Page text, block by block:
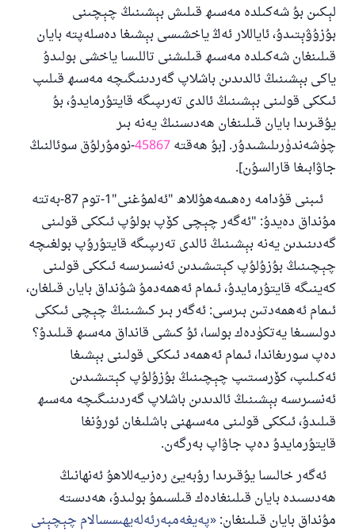
لېكىن بۇ شەكىلدە مەسىھ قىلىش بېشىنىڭ چېچىنى
بۇزۇۋېتىدۇ، ئاياللار ئەڭ ياخشىسى بېشىغا دەسلەپتە بايان
قىلىنغان شەكىلدە مەسىھ قىلىشنى تاللىسا ياخشى بولىدۇ
ياكى بېشىنىڭ ئالدىدىن باشلاپ گەردىنىگىچە مەسىھ قىلىپ
ئىككى قولىنى بېشىنىڭ ئالدى تەرىپىگە قايتۇرمايدۇ، بۇ
يۇقىرىدا بايان قىلىنغان ھەدىسنىڭ يەنە بىر
چۈشەندۈرىلىشىدۇر. [بۇ ھەقتە45867-نومۇرلۇق سوئالنىڭ
جاۋابىغا قارالسۇن].
ئىبنى قۇدامە رەھىمەھۇللاھ "ئەلمۇغنى"1-توم 87-بەتتە
مۇنداق دەيدۇ: "ئەگەر چېچى كۆپ بولۇپ ئىككى قولىنى
گەدىنىدىن يەنە بېشىنىڭ ئالدى تەرىپىگە قايتۇرۇپ بولغىچە
چېچىنىڭ بۇزۇلۇپ كېتىشىدىن ئەنسىرىسە ئىككى قولىنى
كەينىگە قايتۇرمايدۇ، ئىمام ئەھمەدمۇ شۇنداق بايان قىلغان،
ئىمام ئەھمەدتىن بىرسى: ئەگەر بىر كىشىنىڭ چېچى ئىككى
دولىسىغا يەتكۈدەك بولسا، ئۇ كىشى قانداق مەسىھ قىلىدۇ؟
دەپ سورىغاندا، ئىمام ئەھمەد ئىككى قولىنى بېشىغا
ئەكىلىپ، كۆرسىتىپ چېچىنىڭ بۇزۇلۇپ كېتىشىدىن
ئەنسىرىسە بېشىنىڭ ئالدىدىن باشلاپ گەردىنىگىچە مەسىھ
قىلىدۇ، ئىككى قولىنى مەسىھنى باشلىغان ئورۇنغا
قايتۇرمايدۇ دەپ جاۋاپ بەرگەن.
ئەگەر خالىسا يۇقىرىدا رۇبەيئ رەزىيەللاھۇ ئەنھانىڭ
ھەدىسىدە بايان قىلىنغادەك قىلسىمۇ بولىدۇ، ھەدىستە
مۇنداق بايان قىلىنغان: پەيغەمبەرئەلەيھىسسالام چېچېنى
110845 - نومۇرلۇق سوئالنىڭ جاۋابى
ئائىلىنى ساقلاپ قالدى
ئۇممەتكە جاۋاپ بېرىشىمىزگە ياردەم قىلىڭ
پەيغەمبەرئەلەيھىسسالام مۇنداق دېگەن:
ياخشىلىققا باشلارپ قويغان كىشى قىلغۇچىغا
مۇسلىم رىۋايەت قىلغان (1893) ھەدىس
ئىئائە